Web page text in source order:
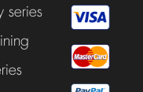
series